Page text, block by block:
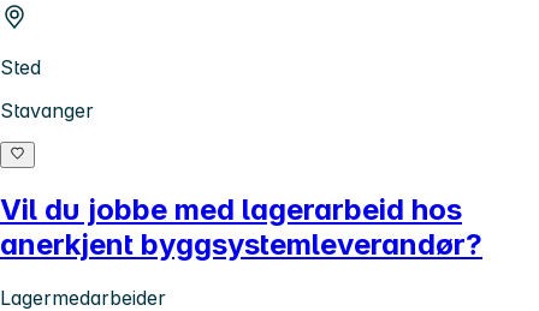
Sted
Stavanger
Vil du jobbe med lagerarbeid hos
anerkjent byggsystemleverandør?
Lagermedarbeider